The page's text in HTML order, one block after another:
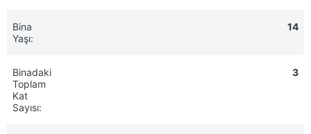
Bina
Yaşı:
14
Binadaki
Toplam
Kat
Sayısı:
3